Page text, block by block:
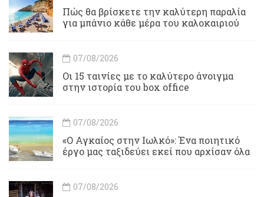
Πώς θα βρίσκετε την καλύτερη παραλία
για μπάνιο κάθε μέρα του καλοκαιριού
07/08/2026
Οι 15 ταινίες με το καλύτερο άνοιγμα
στην ιστορία του box office
07/08/2026
«Ο Αγκαίος στην Ιωλκό»: Ένα ποιητικό
έργο μας ταξιδεύει εκεί που αρχίσαν όλα
07/08/2026